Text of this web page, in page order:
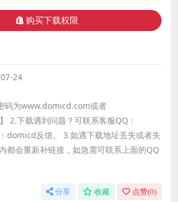
购买下载权限
24
码为www.domicd.com或者
2.下载遇到问题？可联系客服QQ：
domicd反馈。 3.如遇下载地址丢失或者失
都会重新补链接，如急需可联系上面的QQ
分享 收藏 点赞(0)